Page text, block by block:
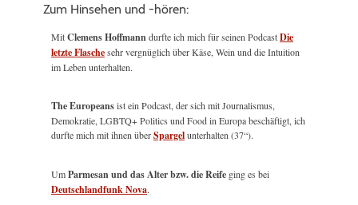
Zum Hinsehen und -hören:
MitClemens Hoffmanndurfte ich mich für seinen PodcastDie
letzte Flaschesehr vergnüglich über Käse, Wein und die Intuition
im Leben unterhalten.
The Europeansist ein Podcast, der sich mit Journalismus,
Demokratie, LGBTQ+ Politics und Food in Europa beschäftigt, ich
durfte mich mit ihnen überSpargelunterhalten (37“).
UmParmesan und das Alter bzw. die Reife ging es bei
Deutschlandfunk Nova.